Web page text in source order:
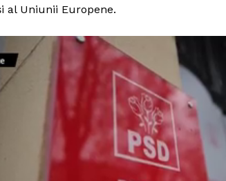
al Uniunii Europene.